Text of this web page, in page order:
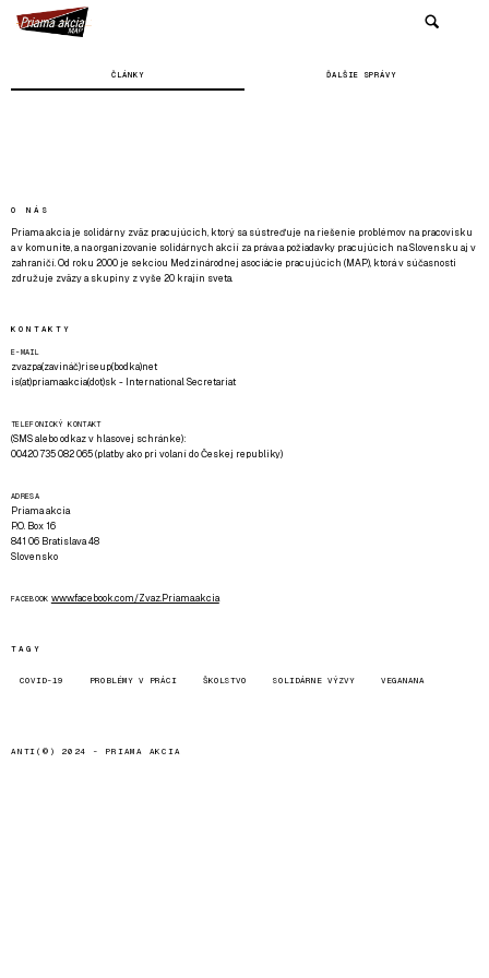
ČLÁNKY ĎALŠIE SPRÁVY
O NÁS
Priama akcia je solidárny zväz pracujúcich, ktorý sa sústreďuje na riešenie problémov na pracovisku
a v komunite, a na organizovanie solidárnych akcií za práva a požiadavky pracujúcich na Slovensku aj v
zahraničí. Od roku 2000 je sekciou Medzinárodnej asociácie pracujúcich (MAP), ktorá v súčasnosti
združuje zväzy a skupiny z vyše 20 krajín sveta.
KONTAKTY
E-MAIL
zvazpa(zavináč)riseup(bodka)net
is(at)priamaakcia(dot)sk - International Secretariat
TELEFONICKÝ KONTAKT
(SMS alebo odkaz v hlasovej schránke):
00420 735 082 065 (platby ako pri volaní do Českej republiky)
ADRESA
Priama akcia
P.O. Box 16
841 06 Bratislava 48
Slovensko
FACEBOOK www.facebook.com/Zvaz.Priama.akcia
TAGY
COVID-19 PROBLÉMY V PRÁCI ŠKOLSTVO SOLIDÁRNE VÝZVY VEGANANA
ANTI(©) 2024 - PRIAMA AKCIA